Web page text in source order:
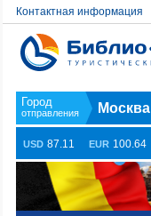
Контактная информация
Москва
USD 87.11 EUR 100.64